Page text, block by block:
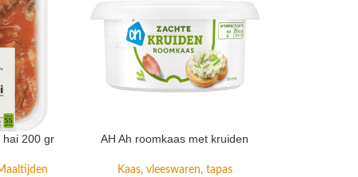
hai 200 gr AH Ah roomkaas met kruiden
Kaas, vleeswaren, tapas